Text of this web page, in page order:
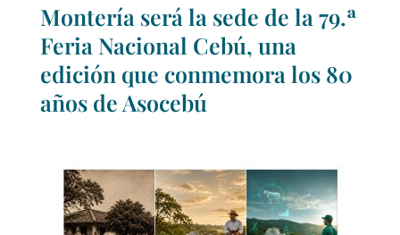
Montería será la sede de la 79.ª
Feria Nacional Cebú, una
edición que conmemora los 80
años de Asocebú